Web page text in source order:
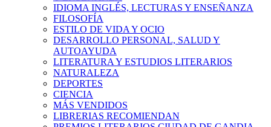
IDIOMA INGLÉS, LECTURAS Y ENSEÑANZA
FILOSOFÍA
ESTILO DE VIDA Y OCIO
DESARROLLO PERSONAL, SALUD Y
AUTOAYUDA
LITERATURA Y ESTUDIOS LITERARIOS
NATURALEZA
DEPORTES
CIENCIA
MÁS VENDIDOS
LIBRERIAS RECOMIENDAN